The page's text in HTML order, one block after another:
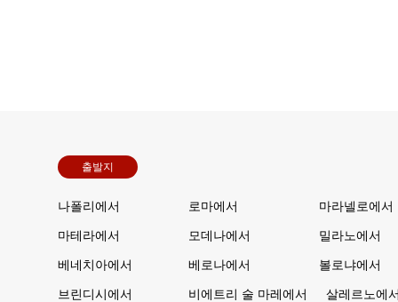
출발지
나폴리에서 로마에서 마라넬로에서
마테라에서 모데나에서 밀라노에서
베네치아에서 베로나에서 볼로냐에서
브린디시에서 비에트리 술 마레에서 살레르노에